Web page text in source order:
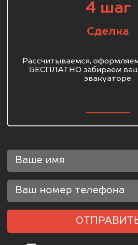
4 шаг
Сделка
Рассчитываемся,
БЕСПЛАТНО забираем
эвакуаторе.